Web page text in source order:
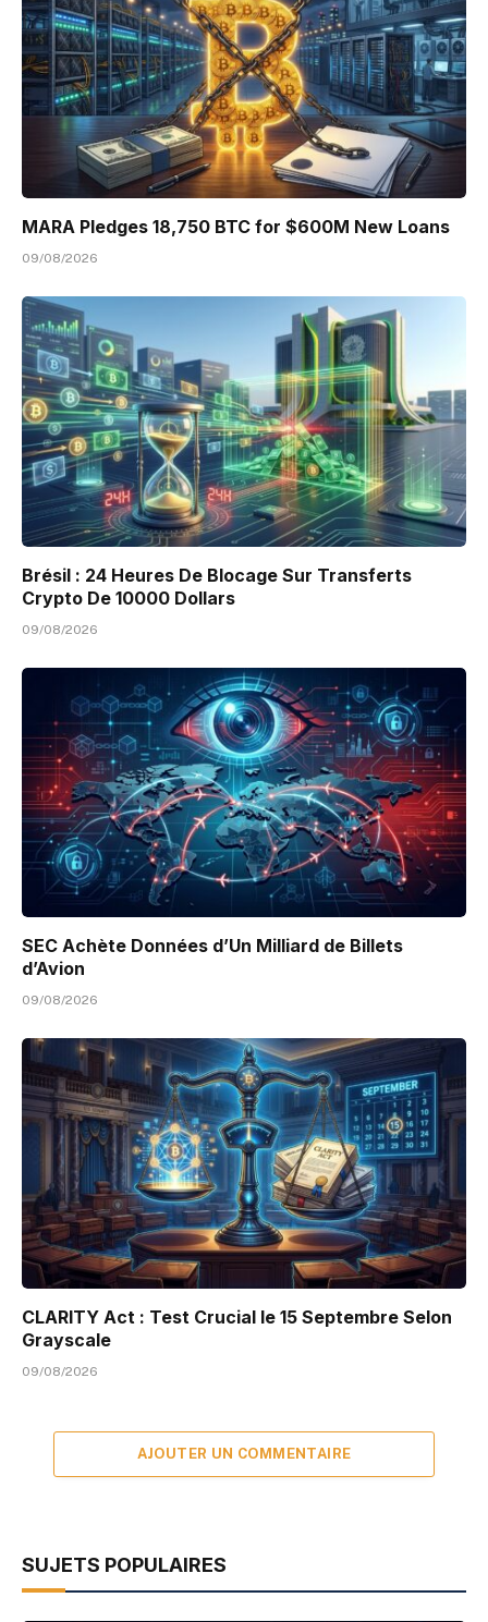
MARA Pledges 18,750 BTC for $600M New Loans
09/08/2026
Brésil : 24 Heures De Blocage Sur Transferts
Crypto De 10000 Dollars
09/08/2026
SEC Achète Données d’Un Milliard de Billets
d’Avion
09/08/2026
CLARITY Act : Test Crucial le 15 Septembre Selon
Grayscale
09/08/2026
AJOUTER UN COMMENTAIRE
SUJETS POPULAIRES